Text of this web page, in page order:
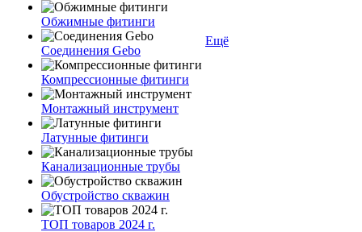
Обжимные фитинги
Соединения Gebo
Компрессионные фитинги
Монтажный инструмент
Латунные фитинги
Канализационные трубы
Обустройство скважин
ТОП товаров 2024 г.
Ещё